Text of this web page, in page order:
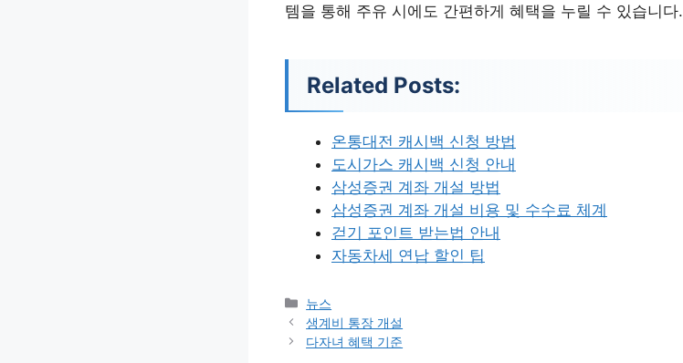
템을 통해 주유 시에도 간편하게 혜택을 누릴 수 있습니다.
Related Posts:
온통대전 캐시백 신청 방법
도시가스 캐시백 신청 안내
삼성증권 계좌 개설 방법
삼성증권 계좌 개설 비용 및 수수료 체계
걷기 포인트 받는법 안내
자동차세 연납 할인 팁
카
테
고
뉴스
생계비 통장 개설
다자녀 혜택 기준